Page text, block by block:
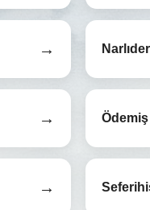
→
→
→
Ödemiş